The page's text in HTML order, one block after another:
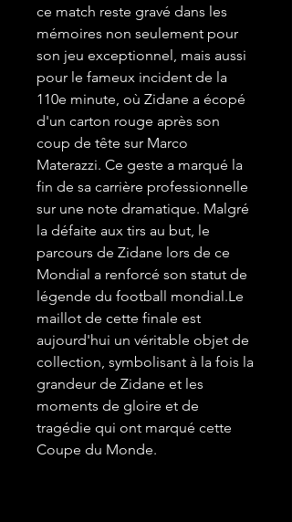
ce match reste gravé dans les
mémoires non seulement pour
son jeu exceptionnel, mais aussi
pour le fameux incident de la
110e minute, où Zidane a écopé
d'un carton rouge après son
coup de tête sur Marco
Materazzi. Ce geste a marqué la
fin de sa carrière professionnelle
sur une note dramatique. Malgré
la défaite aux tirs au but, le
parcours de Zidane lors de ce
Mondial a renforcé son statut de
légende du football mondial.Le
maillot de cette finale est
aujourd'hui un véritable objet de
collection, symbolisant à la fois la
grandeur de Zidane et les
moments de gloire et de
tragédie qui ont marqué cette
Coupe du Monde.